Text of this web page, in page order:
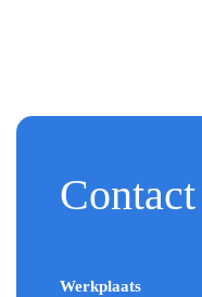
Contact
Werkplaats